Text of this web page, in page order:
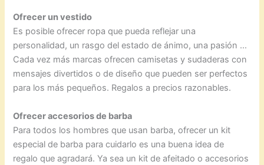
Ofrecer un vestido
Es posible ofrecer ropa que pueda reflejar una
personalidad, un rasgo del estado de ánimo, una pasión …
Cada vez más marcas ofrecen camisetas y sudaderas con
mensajes divertidos o de diseño que pueden ser perfectos
para los más pequeños. Regalos a precios razonables.
Ofrecer accesorios de barba
Para todos los hombres que usan barba, ofrecer un kit
especial de barba para cuidarlo es una buena idea de
regalo que agradará. Ya sea un kit de afeitado o accesorios